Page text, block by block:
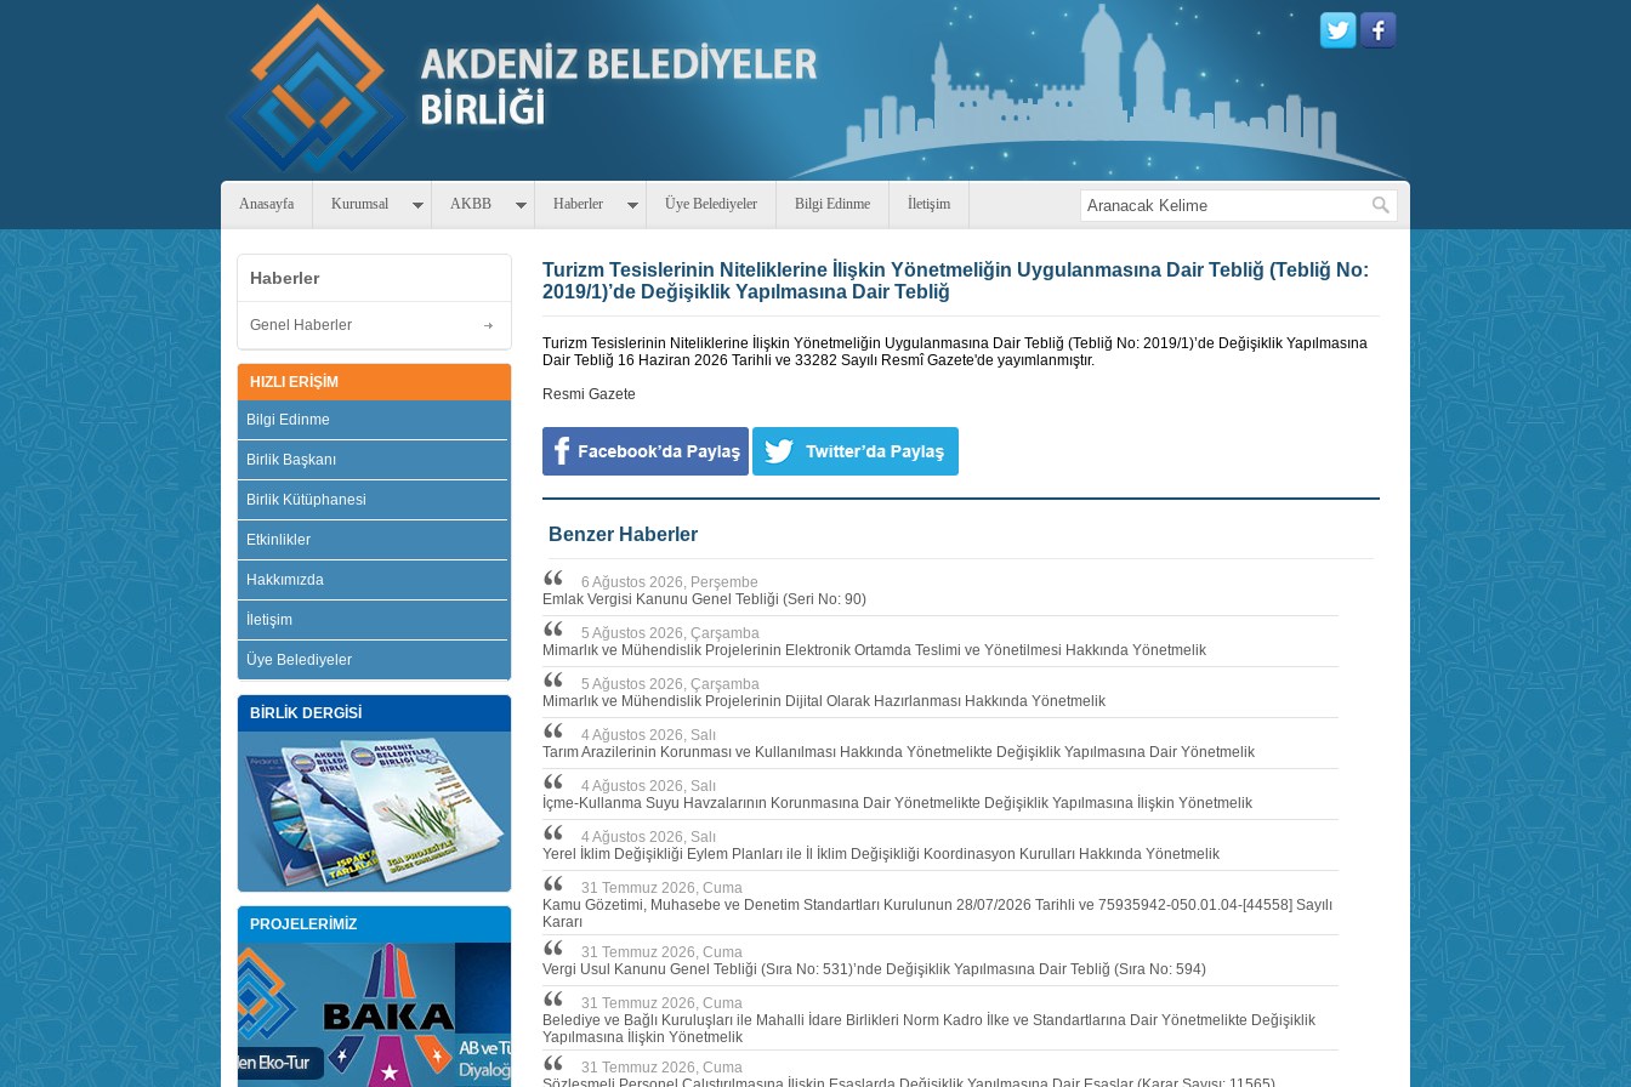
Anasayfa Kurumsal AKBB Haberler Üye Belediyeler Bilgi Edinme İletişim
Haberler
Genel Haberler
HIZLI ERİŞİM
Bilgi Edinme
Birlik Başkanı
Birlik Kütüphanesi
Etkinlikler
Hakkımızda
İletişim
Üye Belediyeler
BİRLİK DERGİSİ
PROJELERİMİZ
Turizm Tesislerinin Niteliklerine İlişkin Yönetmeliğin Uygulanmasına Dair Tebliğ (Tebliğ No:
2019/1)’de Değişiklik Yapılmasına Dair Tebliğ
Turizm Tesislerinin Niteliklerine İlişkin Yönetmeliğin Uygulanmasına Dair Tebliğ (Tebliğ No: 2019/1)’de Değişiklik Yapılmasına
Dair Tebliğ 16 Haziran 2026 Tarihli ve 33282 Sayılı Resmî Gazete'de yayımlanmıştır.
Resmi Gazete
Benzer Haberler
6 Ağustos 2026, Perşembe
Emlak Vergisi Kanunu Genel Tebliği (Seri No: 90)
5 Ağustos 2026, Çarşamba
Mimarlık ve Mühendislik Projelerinin Elektronik Ortamda Teslimi ve Yönetilmesi Hakkında Yönetmelik
5 Ağustos 2026, Çarşamba
Mimarlık ve Mühendislik Projelerinin Dijital Olarak Hazırlanması Hakkında Yönetmelik
4 Ağustos 2026, Salı
Tarım Arazilerinin Korunması ve Kullanılması Hakkında Yönetmelikte Değişiklik Yapılmasına Dair Yönetmelik
4 Ağustos 2026, Salı
İçme-Kullanma Suyu Havzalarının Korunmasına Dair Yönetmelikte Değişiklik Yapılmasına İlişkin Yönetmelik
4 Ağustos 2026, Salı
Yerel İklim Değişikliği Eylem Planları ile İl İklim Değişikliği Koordinasyon Kurulları Hakkında Yönetmelik
31 Temmuz 2026, Cuma
Kamu Gözetimi, Muhasebe ve Denetim Standartları Kurulunun 28/07/2026 Tarihli ve 75935942-050.01.04-[44558] Sayılı
Kararı
31 Temmuz 2026, Cuma
Vergi Usul Kanunu Genel Tebliği (Sıra No: 531)’nde Değişiklik Yapılmasına Dair Tebliğ (Sıra No: 594)
31 Temmuz 2026, Cuma
Belediye ve Bağlı Kuruluşları ile Mahalli İdare Birlikleri Norm Kadro İlke ve Standartlarına Dair Yönetmelikte Değişiklik
Yapılmasına İlişkin Yönetmelik
31 Temmuz 2026, Cuma